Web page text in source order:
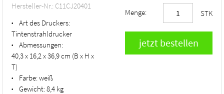
Hersteller-Nr.: C11CJ20401
•
Art des Druckers:
Tintenstrahldrucker
•
Abmessungen:
40,3 x 16,2 x 36,9 cm (B x H x
T)
• Farbe:weiß
• Gewicht:8,4 kg
Menge: STK